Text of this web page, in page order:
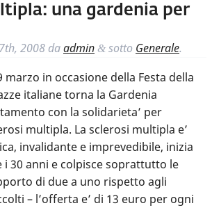
una gardenia per
2008 daadmin & sotto Generale.
marzo in occasione della Festa della
italiane torna la Gardenia
con la solidarieta’ per
multipla. La sclerosi multipla e’
invalidante e imprevedibile, inizia
i 30 anni e colpisce soprattutto le
di due a uno rispetto agli
– l’offerta e’ di 13 euro per ogni